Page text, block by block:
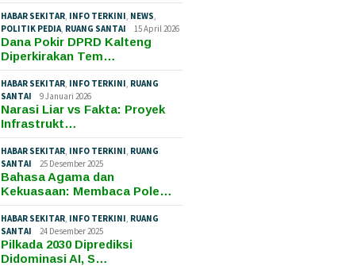
HABAR SEKITAR INFO TERKINI NEWS
POLITIK PEDIA RUANG SANTAI 15 April 2026
Dana Pokir DPRD Kalteng
Diperkirakan Tem…
HABAR SEKITAR INFO TERKINI RUANG
SANTAI
9 Januari 2026
Narasi Liar vs Fakta: Proyek
Infrastrukt…
HABAR SEKITAR INFO TERKINI RUANG
SANTAI
25 Desember 2025
Bahasa Agama dan
Kekuasaan: Membaca Pole…
HABAR SEKITAR INFO TERKINI RUANG
SANTAI
24 Desember 2025
Pilkada 2030 Diprediksi
Didominasi AI, S…